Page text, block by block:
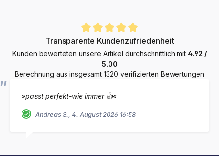
Durchschnittliche Bewertung von 4.9 von 5 Sternen
Transparente Kundenzufriedenheit
Kunden bewerteten unsere Artikel durchschnittlich mit 4.92 /
5.00
Berechnung aus insgesamt 1320 verifizierten Bewertungen
»passt perfekt-wie immer 👍«
Andreas S., 4. August 2026 16:58